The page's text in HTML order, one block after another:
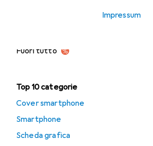
Impressum
Fuori tutto
Top 10 categorie
Cover smartphone
Smartphone
Scheda grafica